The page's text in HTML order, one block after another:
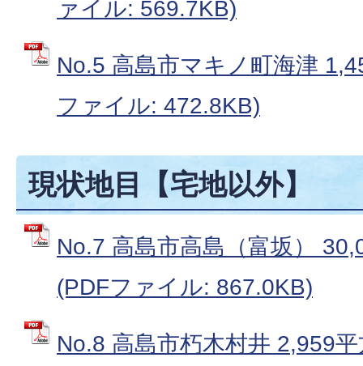
ァイル: 569.7KB)
No.5 高島市マキノ町海津
ファイル: 472.8KB)
現状地目【宅地以外】
No.7 高島市高島（富坂）
(PDFファイル: 867.0KB)
No.8 高島市朽木村井 2,959